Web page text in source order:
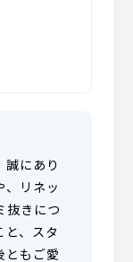
誠にあり
、リネッ
抜きにつ
と、スタ
ともご愛